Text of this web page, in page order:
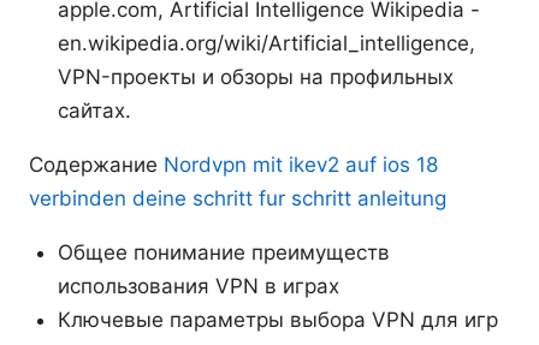
apple.com, Artificial Intelligence Wikipedia -
en.wikipedia.org/wiki/Artificial_intelligence,
VPN-проекты и обзоры на профильных
сайтах.
Содержание Nordvpn mit ikev2 auf ios 18
verbinden deine schritt fur schritt anleitung
Общее понимание преимуществ
использования VPN в играх
Ключевые параметры выбора VPN для игр